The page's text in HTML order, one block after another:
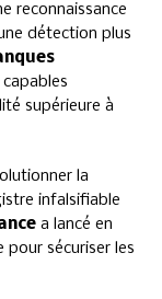
reconnaissance
détection plus
supérieure à
la
infalsifiable
a lancé en
sécuriser les